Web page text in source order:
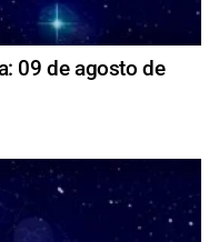
09 de agosto de